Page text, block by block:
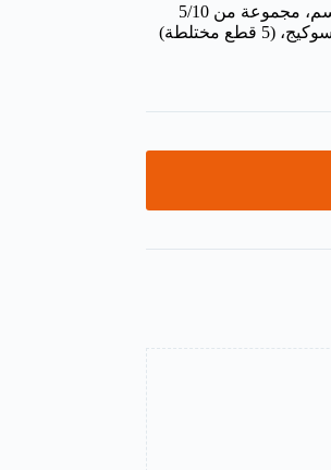
برطمان تخزين بلاستيكي شفاف بغطاء ومقبض ملونين، 10 × 15 سم، مجموعة من 5/10
مختلطة)